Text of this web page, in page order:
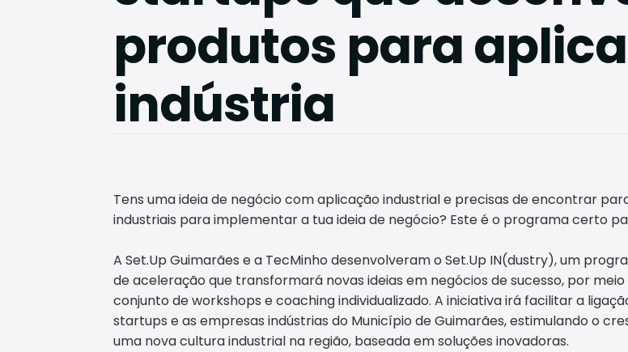
produtos para
indústria
Tens uma ideia de negócio com aplicação industrial e precisas de encontrar
industriais para implementar a tua ideia de negócio? Este é o programa certo
A Set.Up Guimarães e a TecMinho desenvolveram o Set.Up IN(dustry), um
de aceleração que transformará novas ideias em negócios de sucesso, por meio
conjunto de workshops e coaching individualizado. A iniciativa irá facilitar a
startups e as empresas indústrias do Município de Guimarães, estimulando o
uma nova cultura industrial na região, baseada em soluções inovadoras.